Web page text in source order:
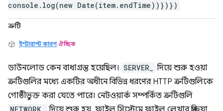
console.log(new Date(item.endTime))})})
ত্রুটি
ইন্টারাপ্ট কারণ ঐচ্ছিক
ডাউনলোড কেন বাধাগ্রস্ত হয়েছিল। SERVER_
দিয়ে শুরু হওয়া
ত্রুটিগুলির মধ্যে একটির অধীনে বিভিন্ন ধরণের HTTP ত্রুটিগুলিকে
গোষ্ঠীভুক্ত করা যেতে পারে। নেটওয়ার্ক সম্পর্কিত ত্রুটিগুলি